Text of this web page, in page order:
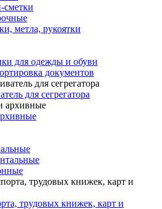
сметки
метла, рукоятки
для одежды и обуви
документов
для сегрегатора
трудовых книжек, карт и